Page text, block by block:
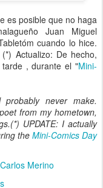
es posible que no haga
Juan Miguel
cuando lo hice.
Actualizo: De hecho,
, durante el "Mini-
never make.
from my hometown,
UPDATE: I actually
the Mini-Comics Day
Carlos Merino